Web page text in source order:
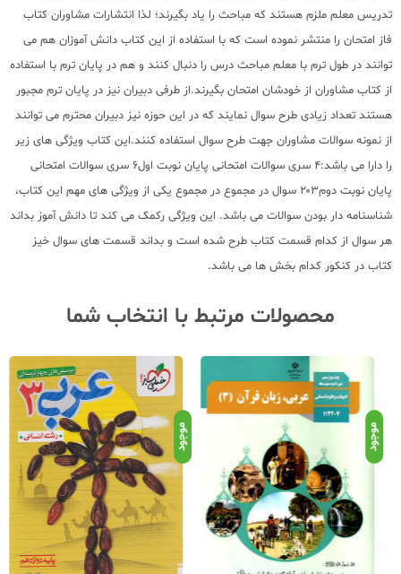
تدریس معلم ملزم هستند که مباحث را یاد بگیرند؛ لذا انتشارات مشاوران کتاب
فاز امتحان را منتشر نموده است که با استفاده از این کتاب دانش آموزان هم می
توانند در طول ترم با معلم مباحث درس را دنبال کنند و هم در پایان ترم با استفاده
از کتاب مشاوران از خودشان امتحان بگیرند.از طرفی دبیران نیز در پایان ترم مجبور
هستند تعداد زیادی طرح سوال نمایند که در این حوزه نیز دبیران محترم می توانند
از نمونه سوالات مشاوران جهت طرح سوال استفاده کنند.این کتاب ویژگی های زیر
را دارا می باشد:۴ سری سوالات امتحانی پایان نوبت اول۶ سری سوالات امتحانی
پایان نوبت دوم۲۰۳ سوال در مجموع در مجموع یکی از ویژگی های مهم این کتاب،
شناسنامه دار بودن سوالات می باشد. این ویژگی رکمک می کند تا دانش آموز بداند
هر سوال از کدام قسمت کتاب طرح شده است و بداند قسمت های سوال خیز
کتاب در کنکور کدام بخش ها می باشد.
محصولات مرتبط با انتخاب شما
موجود موجود